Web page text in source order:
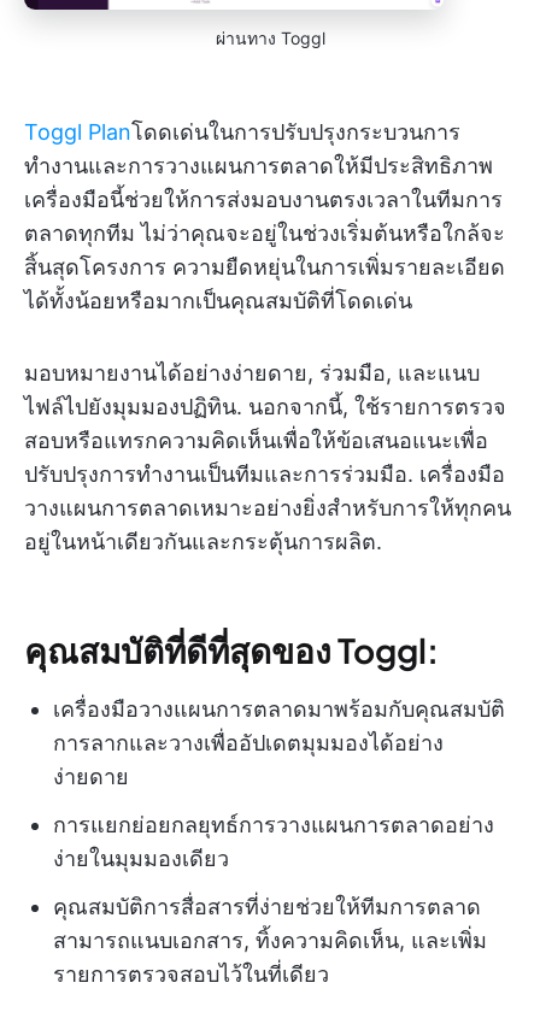
ผ่านทาง Toggl
Toggl Planโดดเด่นในการปรับปรุงกระบวนการ
ทำงานและการวางแผนการตลาดให้มีประสิทธิภาพ
เครื่องมือนี้ช่วยให้การส่งมอบงานตรงเวลาในทีมการ
ตลาดทุกทีม ไม่ว่าคุณจะอยู่ในช่วงเริ่มต้นหรือใกล้จะ
สิ้นสุดโครงการ ความยืดหยุ่นในการเพิ่มรายละเอียด
ได้ทั้งน้อยหรือมากเป็นคุณสมบัติที่โดดเด่น
มอบหมายงานได้อย่างง่ายดาย, ร่วมมือ, และแนบ
ไฟล์ไปยังมุมมองปฏิทิน. นอกจากนี้, ใช้รายการตรวจ
สอบหรือแทรกความคิดเห็นเพื่อให้ข้อเสนอแนะเพื่อ
ปรับปรุงการทำงานเป็นทีมและการร่วมมือ. เครื่องมือ
วางแผนการตลาดเหมาะอย่างยิ่งสำหรับการให้ทุกคน
อยู่ในหน้าเดียวกันและกระตุ้นการผลิต.
คุณสมบัติที่ดีที่สุดของ Toggl:
เครื่องมือวางแผนการตลาดมาพร้อมกับคุณสมบัติ
การลากและวางเพื่ออัปเดตมุมมองได้อย่าง
ง่ายดาย
การแยกย่อยกลยุทธ์การวางแผนการตลาดอย่าง
ง่ายในมุมมองเดียว
คุณสมบัติการสื่อสารที่ง่ายช่วยให้ทีมการตลาด
สามารถแนบเอกสาร, ทิ้งความคิดเห็น, และเพิ่ม
รายการตรวจสอบไว้ในที่เดียว